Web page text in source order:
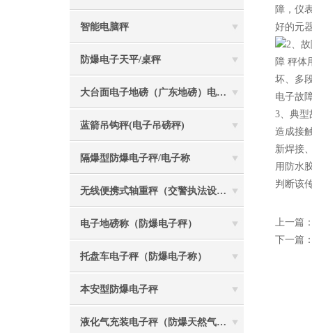
智能电脑秤
防爆电子天平/桌秤
大台面电子地磅（广东地磅）电子汽车衡
蓝箭吊钩秤(电子吊磅秤)
隔爆型防爆电子秤/电子称
无线便携式轴重秤（交警执法设备）
电子地磅称（防爆电子秤）
托盘车电子秤（防爆电子称）
本安型防爆电子秤
液化气充装电子秤（防爆天然气灌装称）
障，仪
好的元
2、
障 秤体
坏、多
电子故
3、典
造成接
新焊接
用防水
判断该
上一篇
下一篇